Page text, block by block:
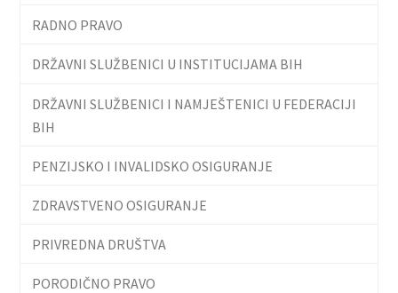
RADNO PRAVO
DRŽAVNI SLUŽBENICI U INSTITUCIJAMA BIH
DRŽAVNI SLUŽBENICI I NAMJEŠTENICI U FEDERACIJI
BIH
PENZIJSKO I INVALIDSKO OSIGURANJE
ZDRAVSTVENO OSIGURANJE
PRIVREDNA DRUŠTVA
PORODIČNO PRAVO